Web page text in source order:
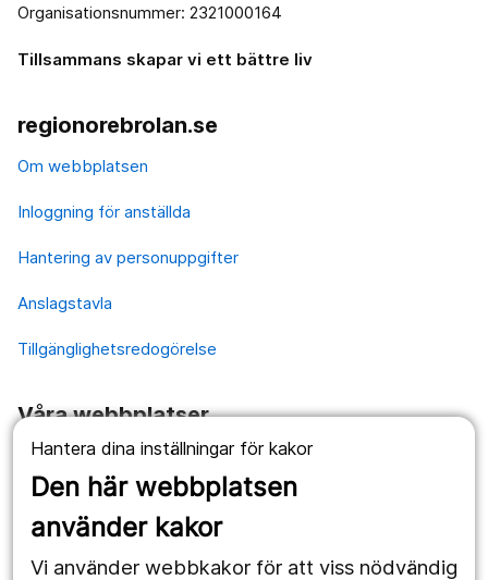
Hantera dina inställningar för kakor
Den här webbplatsen
använder kakor
Vi använder webbkakor för att viss nödvändig
Organisationsnummer: 2321000164
Tillsammans skapar vi ett bättre liv
regionorebrolan.se
Om webbplatsen
Inloggning för anställda
Hantering av personuppgifter
Anslagstavla
Tillgänglighetsredogörelse
Våra webbplatser
1177.se
Länstrafiken